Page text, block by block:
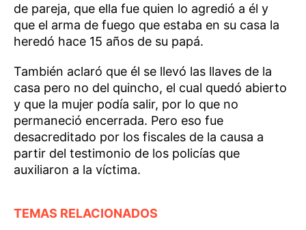
de pareja, que ella fue quien lo agredió a él y
que el arma de fuego que estaba en su casa la
heredó hace 15 años de su papá.
También aclaró que él se llevó las llaves de la
casa pero no del quincho, el cual quedó abierto
y que la mujer podía salir, por lo que no
permaneció encerrada. Pero eso fue
desacreditado por los fiscales de la causa a
partir del testimonio de los policías que
auxiliaron a la víctima.
TEMAS RELACIONADOS